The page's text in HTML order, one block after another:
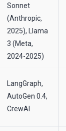
Sonnet
(Anthropic,
2025), Llama
3 (Meta,
2024-2025)
LangGraph,
AutoGen 0.4,
CrewAI